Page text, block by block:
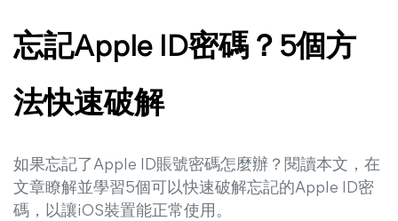
忘記Apple ID密碼？5個方
法快速破解
如果忘記了Apple ID賬號密碼怎麼辦？閱讀本文，在
文章瞭解並學習5個可以快速破解忘記的Apple ID密
碼，以讓iOS裝置能正常使用。